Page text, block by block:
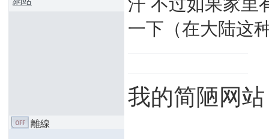
一下（在大陆这
我的简陋网
離線